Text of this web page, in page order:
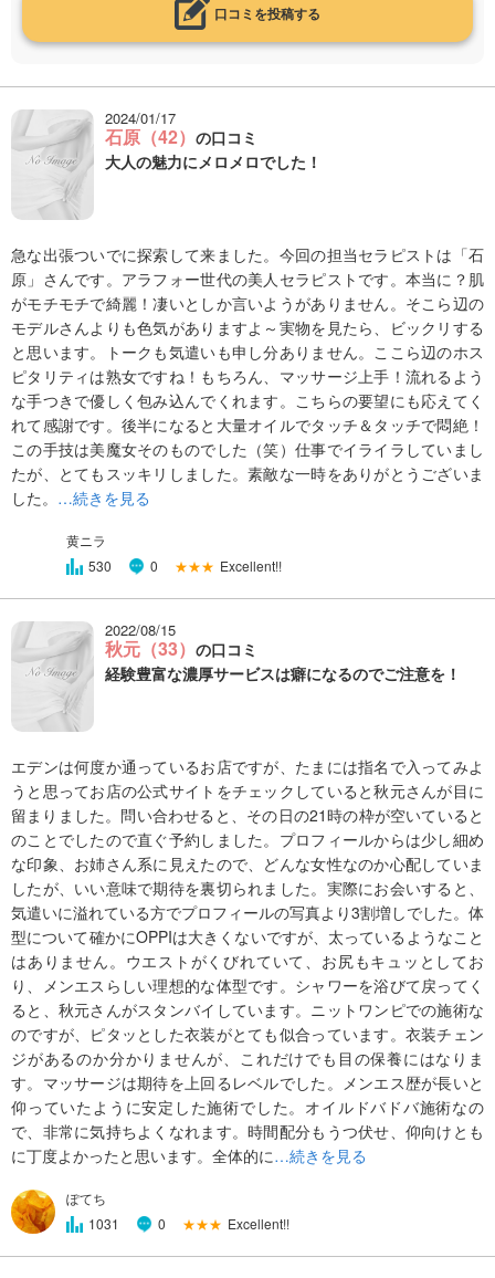
口コミを投稿する
2024/01/17
石原（42） の口コミ
大人の魅力にメロメロでした！
急な出張ついでに探索して来ました。今回の担当セラピストは「石
原」さんです。アラフォー世代の美人セラピストです。本当に？肌
がモチモチで綺麗！凄いとしか言いようがありません。そこら辺の
モデルさんよりも色気がありますよ～実物を見たら、ビックリする
と思います。トークも気遣いも申し分ありません。ここら辺のホス
ピタリティは熟女ですね！もちろん、マッサージ上手！流れるよう
な手つきで優しく包み込んでくれます。こちらの要望にも応えてく
れて感謝です。後半になると大量オイルでタッチ＆タッチで悶絶！
この手技は美魔女そのものでした（笑）仕事でイライラしていまし
たが、とてもスッキリしました。素敵な一時をありがとうございま
した。 …続きを見る
黄ニラ
530
0 ★★★ Excellent!!
2022/08/15
秋元（33） の口コミ
経験豊富な濃厚サービスは癖になるのでご注意を！
エデンは何度か通っているお店ですが、たまには指名で入ってみよ
うと思ってお店の公式サイトをチェックしていると秋元さんが目に
留まりました。問い合わせると、その日の21時の枠が空いていると
のことでしたので直ぐ予約しました。プロフィールからは少し細め
な印象、お姉さん系に見えたので、どんな女性なのか心配していま
したが、いい意味で期待を裏切られました。実際にお会いすると、
気遣いに溢れている方でプロフィールの写真より3割増しでした。体
型について確かにOPPIは大きくないですが、太っているようなこと
はありません。ウエストがくびれていて、お尻もキュッとしてお
り、メンエスらしい理想的な体型です。シャワーを浴びて戻ってく
ると、秋元さんがスタンバイしています。ニットワンピでの施術な
のですが、ピタッとした衣装がとても似合っています。衣装チェン
ジがあるのか分かりませんが、これだけでも目の保養にはなりま
す。マッサージは期待を上回るレベルでした。メンエス歴が長いと
仰っていたように安定した施術でした。オイルドバドバ施術なの
で、非常に気持ちよくなれます。時間配分もうつ伏せ、仰向けとも
に丁度よかったと思います。全体的に…続きを見る
ぽてち
1031
0 ★★★ Excellent!!